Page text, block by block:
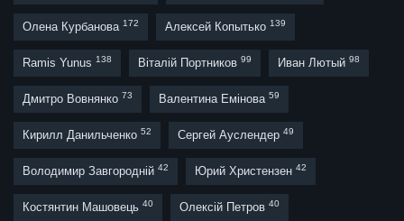
Олена Курбанова 172 Алексей Копытько 139
Ramis Yunus 138 Віталій Портников 99 Иван Лютый 98
Дмитро Вовнянко 73 Валентина Емінова 59
Кирилл Данильченко 52 Сергей Ауслендер 49
Володимир Завгородній 42 Юрий Христензен 42
Костянтин Машовець 40 Олексій Петров 40